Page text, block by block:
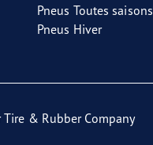
Pneus Toutes saisons
Pneus Hiver
& Rubber Company